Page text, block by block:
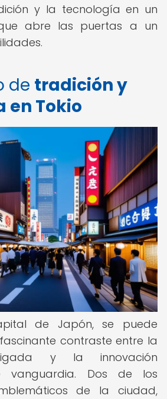
y la tecnología en un
abre las puertas a un
de tradición y
en Tokio
de Japón, se puede
contraste entre la
y la innovación
vanguardia. Dos de los
de la ciudad,